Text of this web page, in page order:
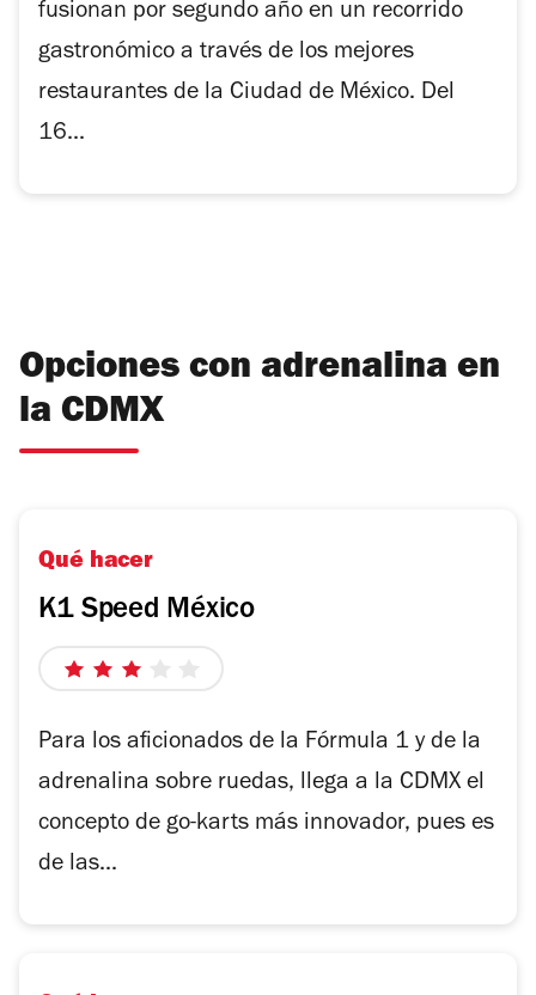
fusionan por segundo año en un recorrido
gastronómico a través de los mejores
restaurantes de la Ciudad de México. Del
16...
Opciones con adrenalina en
la CDMX
Qué hacer
K1 Speed México
3
5
estrellas
Para los aficionados de la Fórmula 1 y de la
adrenalina sobre ruedas, llega a la CDMX el
concepto de go-karts más innovador, pues es
de las...